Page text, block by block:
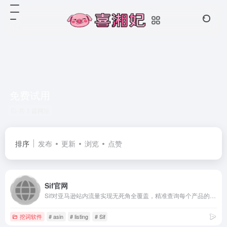
排序 发布 更新 浏览 点赞
Sif官网
挖词软件 # asin # listing # Sif